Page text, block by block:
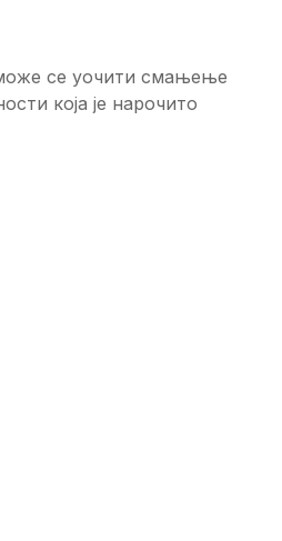
се уочити смањење
која је нарочито